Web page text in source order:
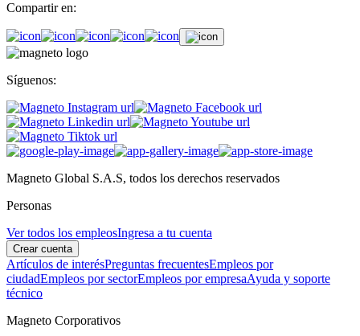
Compartir en:
Síguenos:
Magneto Global S.A.S, todos los derechos reservados
Personas
Ver todos los empleosIngresa a tu cuenta
Crear cuenta
Artículos de interésPreguntas frecuentesEmpleos por
ciudadEmpleos por sectorEmpleos por empresaAyuda y soporte
técnico
Magneto Corporativos